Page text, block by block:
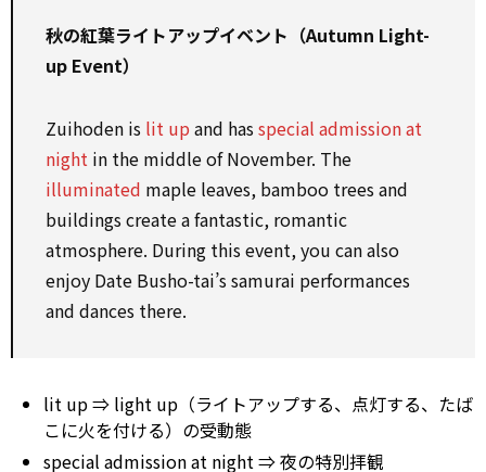
秋の紅葉ライトアップイベント（Autumn Light-
up Event）
Zuihoden is lit up and has special admission at
night in the middle of November. The
illuminated maple leaves, bamboo trees and
buildings create a fantastic, romantic
atmosphere. During this event, you can also
enjoy Date Busho-tai’s samurai performances
and dances there.
lit up ⇒ light up（ライトアップする、点灯する、たば
こに火を付ける）の受動態
special admission at night ⇒ 夜の特別拝観